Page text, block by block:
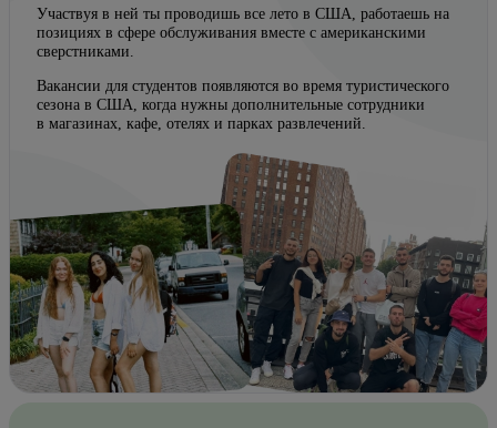
Участвуя в ней ты проводишь все лето в США, работаешь на
позициях в сфере обслуживания вместе с американскими
сверстниками.
Вакансии для студентов появляются во время туристического
сезона в США, когда нужны дополнительные сотрудники
в магазинах, кафе, отелях и парках развлечений.